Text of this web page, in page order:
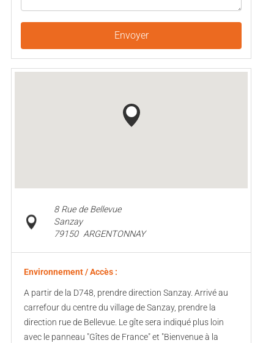
Envoyer
8 Rue de Bellevue
Sanzay
79150 ARGENTONNAY
Environnement / Accès :
A partir de la D748, prendre direction Sanzay. Arrivé au
carrefour du centre du village de Sanzay, prendre la
direction rue de Bellevue. Le gîte sera indiqué plus loin
avec le panneau "Gîtes de France" et "Bienvenue à la